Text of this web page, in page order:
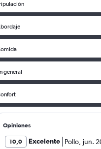
general
Opiniones
10,0 Excelente Pollo jun.